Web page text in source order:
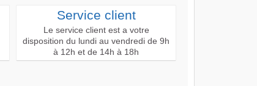
Service client
Le service client est a votre
disposition du lundi au vendredi de 9h
à 12h et de 14h à 18h